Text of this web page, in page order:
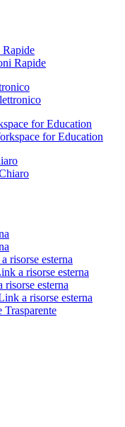
for Education
risorse esterna
a risorse esterna
risorse esterna
a risorse esterna